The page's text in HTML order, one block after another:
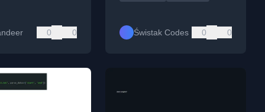
0 0 Świstak Codes 0 0